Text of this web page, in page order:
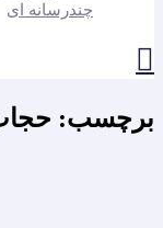
چندرسانه ای
برچسب: